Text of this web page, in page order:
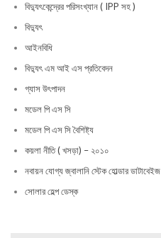
বিদ্যুৎকেন্দ্রের পরিসংখ্যান ( IPP সহ )
বিদ্যুৎ
আইনবিধি
বিদ্যুৎ এম আই এস প্রতিবেদন
গ্যাস উৎপাদন
মডেল পি এস সি
মডেল পি এস সি বৈশিষ্ট্য
কয়লা নীতি ( খসড়া) – ২০১০
নবায়ন যোগ্য জ্বালানি স্টেক হোল্ডার ডাটাবেইজ
সোলার হেল্প ডেস্ক